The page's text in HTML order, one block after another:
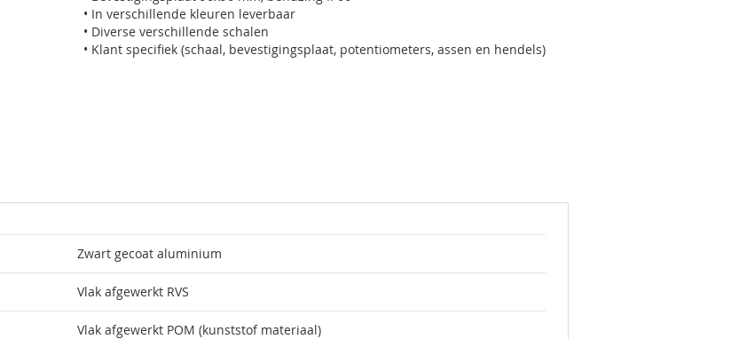
• In verschillende kleuren leverbaar
• Diverse verschillende schalen
• Klant specifiek (schaal, bevestigingsplaat, potentiometers, assen en hendels)
Zwart gecoat aluminium
Vlak afgewerkt RVS
Vlak afgewerkt POM (kunststof materiaal)